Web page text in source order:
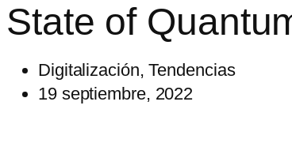
State of
Digitalización,Tendencias
19 septiembre, 2022